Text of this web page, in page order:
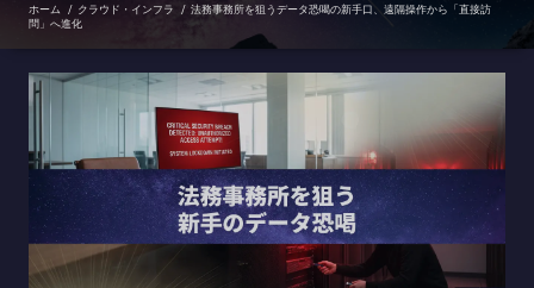
ホーム / クラウド・インフラ / 法務事務所を狙うデータ恐喝の新手口、遠隔操作から「直接訪
問」へ進化